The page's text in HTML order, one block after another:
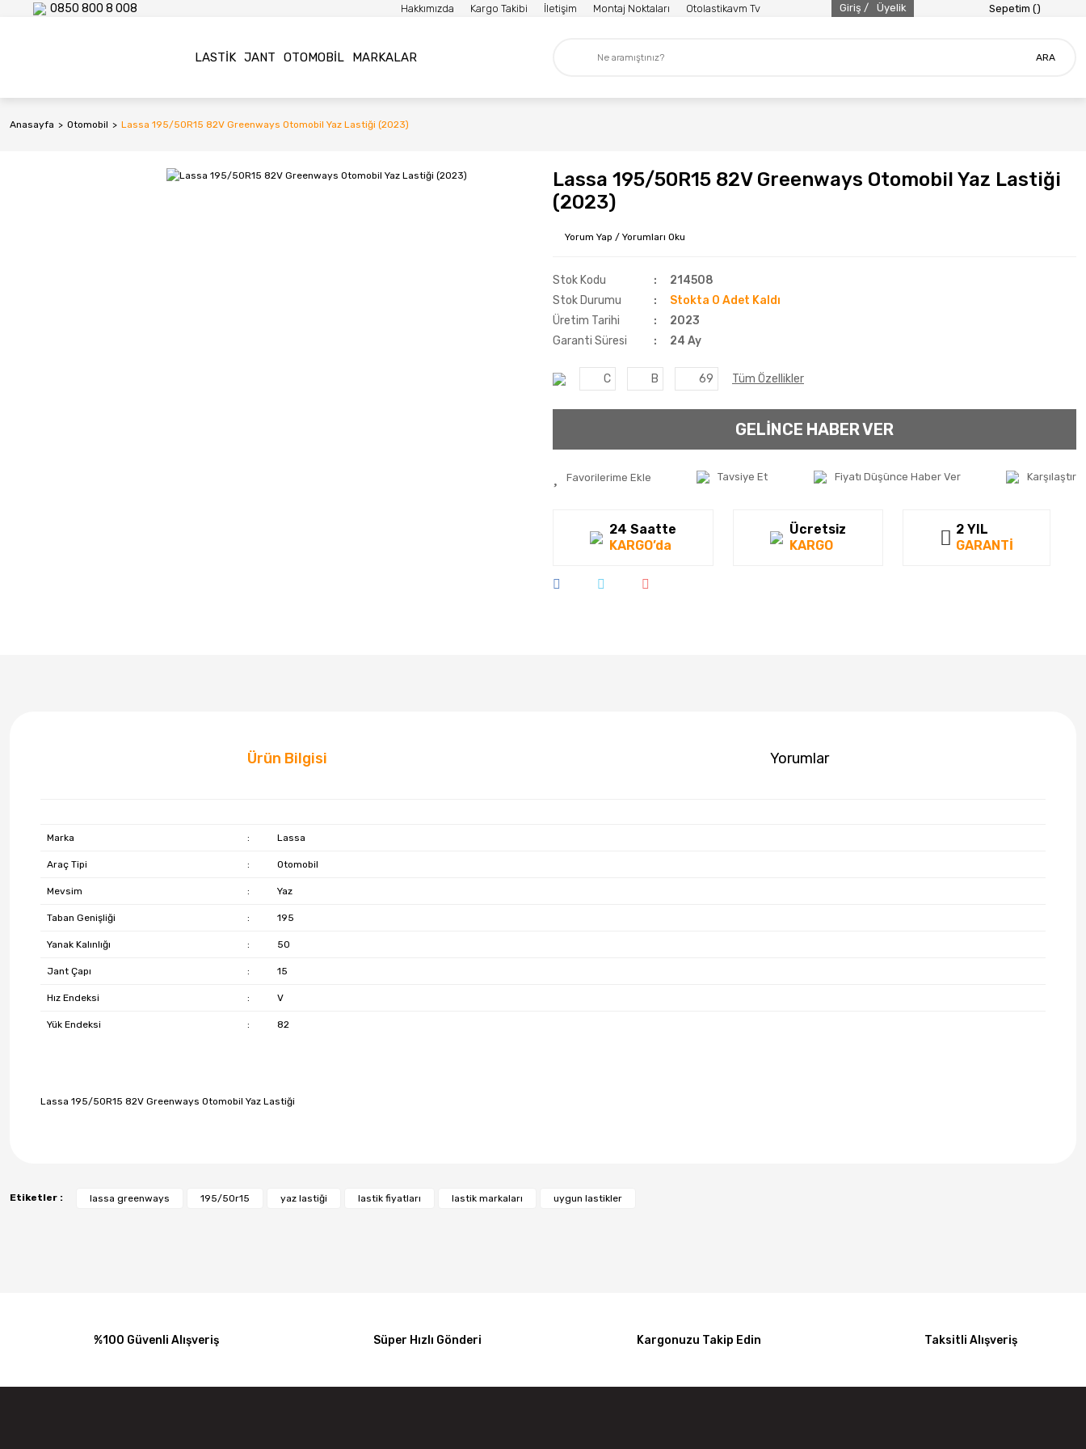
0850 800 8 008 Hakkımızda Kargo Takibi İletişim Montaj Noktaları Otolastikavm Tv Giriş / Üyelik Sepetim ()
LASTIK JANT OTOMOBIL MARKALAR ARA
Anasayfa Otomobil Lassa 195/50R15 82V Greenways Otomobil Yaz Lastiği (2023)
Lassa 195/50R15 82V Greenways Otomobil Yaz Lastiği
(2023)
Yorum Yap / Yorumları Oku
Stok Kodu
214508
Stok Durumu
Stokta 0 Adet Kaldı
Üretim Tarihi
2023
Garanti Süresi
24 Ay
C B 69 Tüm Özellikler
GELİNCE HABER VER
Tavsiye Et Fiyatı Düşünce Haber Ver Karşılaştır
24 Saatte
KARGO’da
Ücretsiz
KARGO
2 YIL
GARANTİ
Ürün Bilgisi Yorumlar
Marka : Lassa
Araç Tipi : Otomobil
Mevsim : Yaz
Taban Genişliği : 195
Yanak Kalınlığı : 50
Jant Çapı : 15
Hız Endeksi : V
Yük Endeksi : 82
Lassa 195/50R15 82V Greenways Otomobil Yaz Lastiği
Etiketler : lassa greenways 195/50r15 yaz lastiği lastik fiyatları lastik markaları uygun lastikler
%100 Güvenli Alışveriş Süper Hızlı Gönderi Kargonuzu Takip Edin Taksitli Alışveriş